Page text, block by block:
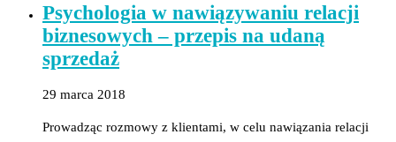
Psychologia w nawiązywaniu relacji
biznesowych – przepis na udaną
sprzedaż
29 marca 2018
Prowadząc rozmowy z klientami, w celu nawiązania relacji